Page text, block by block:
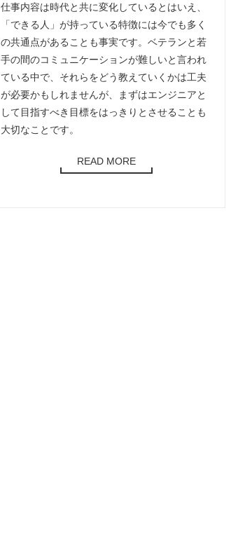
仕事内容は時代と共に変化しているとはいえ、
「できる人」が持っている特徴には今でも多く
の共通点があることも事実です。ベテランと若
手の間のコミュニケーションが難しいと言われ
ている中で、それらをどう教えていくかは工夫
が必要かもしれませんが、まずはエンジニアと
して目指すべき目標をはっきりとさせることも
大切なことです。
READ MORE